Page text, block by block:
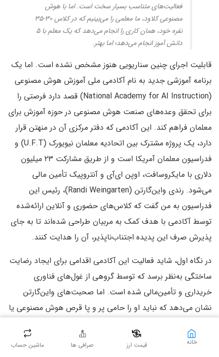
فعالیت‌های متناسب بسیار سخت است. اما با هوش
مصنوعی کلاود، ما معلمی را می‌بینیم که در کلاس ۳۰-۳۵
نفره خود، همان کاری را انجام می‌دهد که یک معلم با ۵
دانش آموز انجام می‌دهد؛ اما بهتر.
قابلیت اجرای چنین سناریویی هنوز مشخص نشده است. اما یک
برنامه‌ آموزشی جدید به نام آکادمی ملی آموزش هوش مصنوعی
(National Academy for AI Instruction) قصد دارد فرصتی را
برای تحقق وعده‌های صنعت هوش مصنوعی در حوزه آموزش برای
معلمان فراهم کند. این آکادمی که دفتر مرکزی آن در منهتن قرار
دارد، یک پروژه‌ مشترک بین اتحادیه معلمان نیویورک (U.F.T) و
فدراسیون معلمان آمریکا است و از طریق مشارکت ۲۳ میلیون
دلاری با مایکروسافت، اوپن ای‌آی و آنتروپیک تأمین مالی
می‌شود. رندی واین‌گارتن (Randi Weingarten)، رئیس این
فدراسیون به من گفت که کلاس‌های حضوری و آنلاین ارائه‌شده
توسط آکادمی با هدف کمک به مربیان طراحی شده‌اند تا به جای
پذیرش صرف این پدیده اجتناب‌ناپذیر، آن را هدایت کنند.
در نگاه اول، شاید فعالیت این آکادمی اقدامی برای ایجاد رضایت
ساختگی به‌نظر برسد که توسط گروهی از غول‌های فناوری
خریداری و تأمین‌مالی شده است. اما صحبت‌های واین‌گارتن
نشان می‌دهد که نباید او را حامی پر و پا قرص هوش مصنوعی یا
می‌گوید:
خانه قیمت ارز صرافی ها ماشین حساب